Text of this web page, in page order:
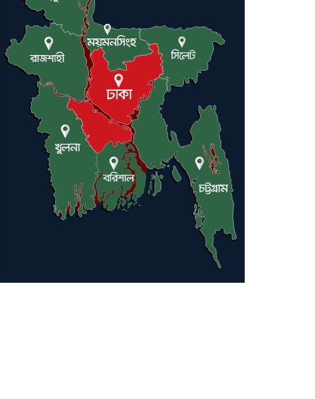
ইরানে কঠোর হামলা অব্যাহত রাখতে
ট্রাম্পকে আহ্বান সৌদি আরবের
ইরাকসহ মধ্যপ্রাচ্যে ২৪ হামলা চালাল
ইরানপন্থি গোষ্ঠী
হরমুজ প্রণালী সুরক্ষায় মিত্ররা সাহায্য
না করলে ন্যাটোর ভবিষ্যৎ খারাপ হবে:
ট্রাম্প